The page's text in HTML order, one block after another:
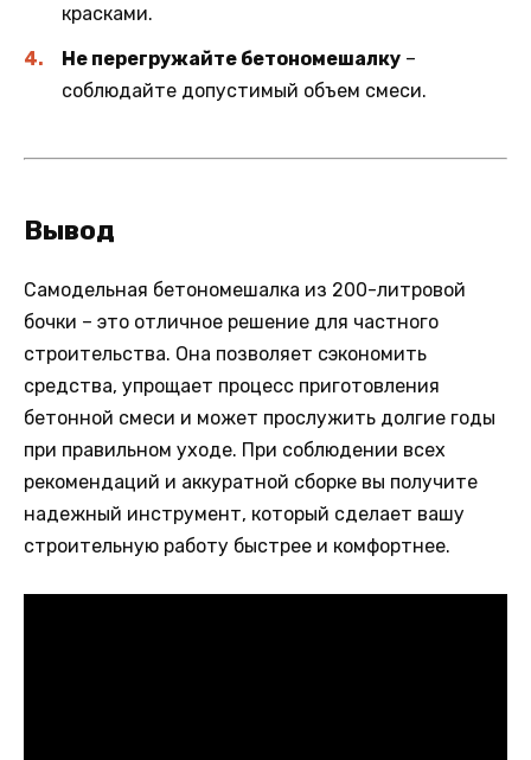
красками.
Не перегружайте бетономешалку –
соблюдайте допустимый объем смеси.
Вывод
Самодельная бетономешалка из 200-литровой
бочки – это отличное решение для частного
строительства. Она позволяет сэкономить
средства, упрощает процесс приготовления
бетонной смеси и может прослужить долгие годы
при правильном уходе. При соблюдении всех
рекомендаций и аккуратной сборке вы получите
надежный инструмент, который сделает вашу
строительную работу быстрее и комфортнее.